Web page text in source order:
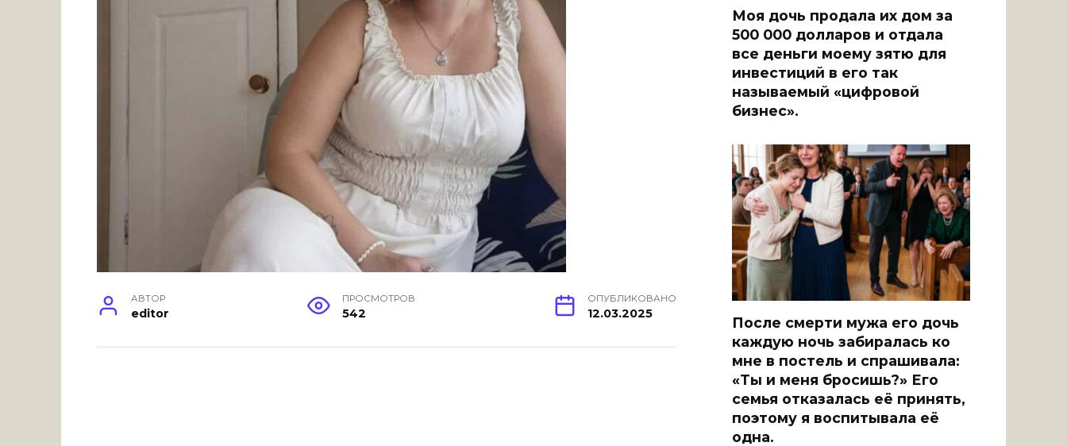
АВТОР
editor
ПРОСМОТРОВ
542
ОПУБЛИКОВАНО
12.03.2025
Моя дочь продала их дом за
500 000 долларов и отдала
все деньги моему зятю для
инвестиций в его так
называемый «цифровой
бизнес».
После смерти мужа его дочь
каждую ночь забиралась ко
мне в постель и спрашивала:
«Ты и меня бросишь?» Его
семья отказалась её принять,
поэтому я воспитывала её
одна.